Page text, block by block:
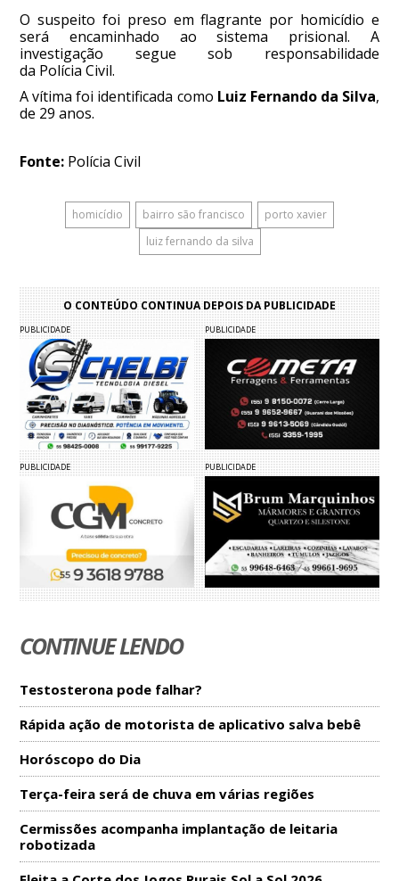
O suspeito foi preso em flagrante por homicídio e
será encaminhado ao sistema prisional. A
investigação segue sob responsabilidade
da Polícia Civil.
A vítima foi identificada como Luiz Fernando da Silva,
de 29 anos.
Fonte: Polícia Civil
homicídio bairro são francisco
porto xavier
luiz fernando da silva
O CONTEÚDO CONTINUA DEPOIS DA PUBLICIDADE
PUBLICIDADE PUBLICIDADE
PUBLICIDADE PUBLICIDADE
CONTINUE LENDO
Testosterona pode falhar?
Rápida ação de motorista de aplicativo salva bebê
Horóscopo do Dia
Terça-feira será de chuva em várias regiões
Cermissões acompanha implantação de leitaria
robotizada